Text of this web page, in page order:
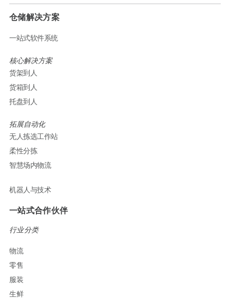
仓储解决方案
一站式软件系统
核心解决方案
货架到人
货箱到人
托盘到人
拓展自动化
无人拣选工作站
柔性分拣
智慧场内物流
机器人与技术
一站式合作伙伴
行业分类
物流
零售
服装
生鲜